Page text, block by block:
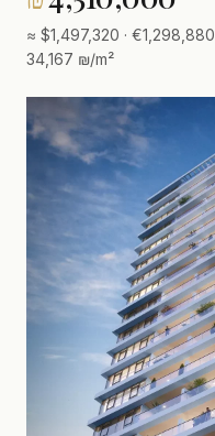
≈ $1,497,320 · €1,298,880
34,167 ₪/m²